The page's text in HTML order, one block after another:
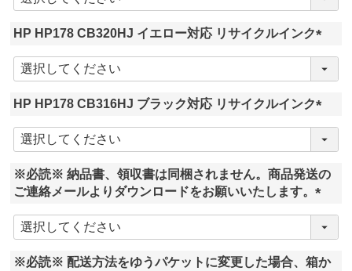
)
HP HP178 CB320HJ イエロー対応 リサイクルインク
(
必
)
HP HP178 CB316HJ ブラック対応 リサイクルインク
(
必
)
※必読※ 納品書、領収書は同梱されません。商品発送の
ご連絡メールよりダウンロードをお願いいたします。
(
必
)
※必読※ 配送方法をゆうパケットに変更した場合、箱か